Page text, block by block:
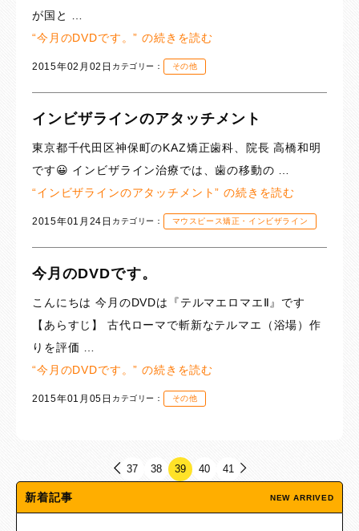
が国と …
“今月のDVDです。” の続きを読む
2015年02月02日 カテゴリー： その他
インビザラインのアタッチメント
東京都千代田区神保町のKAZ矯正歯科、院長 高橋和明
です😀 インビザライン治療では、歯の移動の …
“インビザラインのアタッチメント” の続きを読む
2015年01月24日 カテゴリー： マウスピース矯正・インビザライン
今月のDVDです。
こんにちは 今月のDVDは『テルマエロマエⅡ』です
【あらすじ】 古代ローマで斬新なテルマエ（浴場）作
りを評価 …
“今月のDVDです。” の続きを読む
2015年01月05日 カテゴリー： その他
37 38 39 40 41
新着記事 NEW ARRIVED